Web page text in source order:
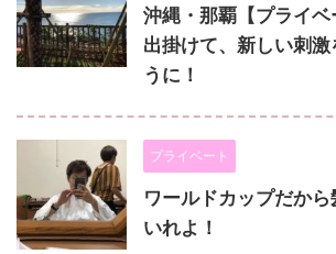
沖縄・那覇【プライ
出掛けて、新しい刺激
うに！
プライベート
ワールドカップだか
いれよ！